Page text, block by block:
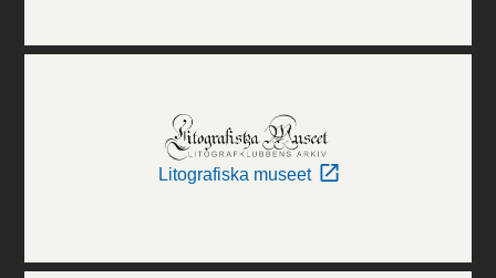
Litografiska museet